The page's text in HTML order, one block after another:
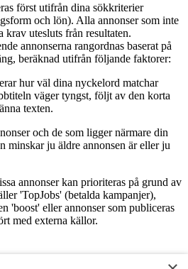
först utifrån dina sökkriterier
och lön). Alla annonser som inte
krav utesluts från resultaten.
annonserna rangordnas baserat på
beräknad utifrån följande faktorer:
hur väl dina nyckelord matchar
väger tyngst, följt av den korta
texten.
och de som ligger närmare din
minskar ju äldre annonsen är eller ju
annonser kan prioriteras på grund av
'TopJobs' (betalda kampanjer),
'boost' eller annonser som publiceras
med externa källor.